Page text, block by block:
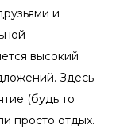
и
высокий
Здесь
(будь то
просто отдых.